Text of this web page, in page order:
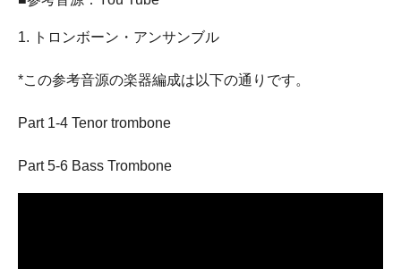
1. トロンボーン・アンサンブル
*この参考音源の楽器編成は以下の通りです。
Part 1-4 Tenor trombone
Part 5-6 Bass Trombone